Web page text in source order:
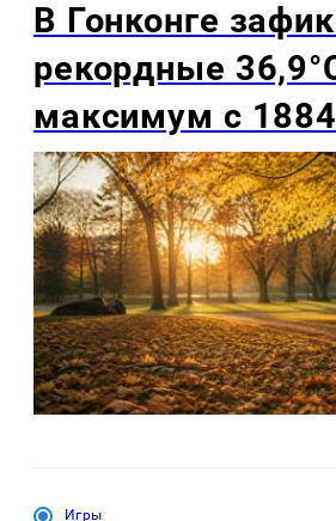
В Гонконге
рекордные
максимум с
Игры